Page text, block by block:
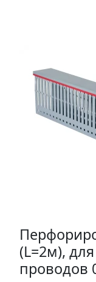
(L=2м),
проводов